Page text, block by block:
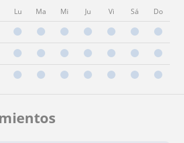
Lu Ma Mi Ju Vi Sá Do